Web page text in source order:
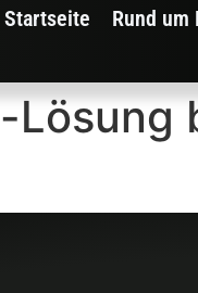
Startseite Rund um